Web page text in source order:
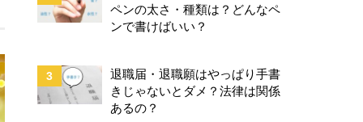
ペンの太さ・種類は？どんなペ
ンで書けばいい？
退職届・退職願はやっぱり手書
きじゃないとダメ？法律は関係
あるの？